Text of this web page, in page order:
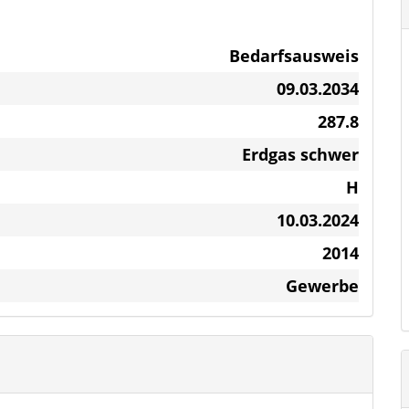
Verkleidungen)
Büro und Garagenstellplätzen
Bedarfsausweis
09.03.2034
287.8
Erdgas schwer
H
10.03.2024
2014
Gewerbe